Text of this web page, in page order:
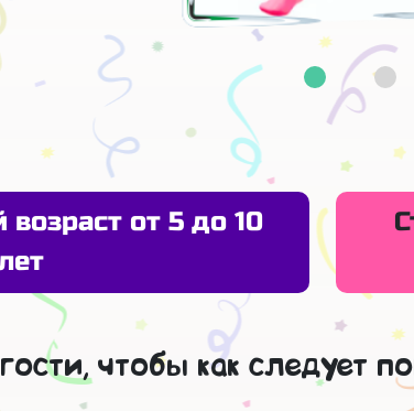
от 5 до 10
чтобы как следует